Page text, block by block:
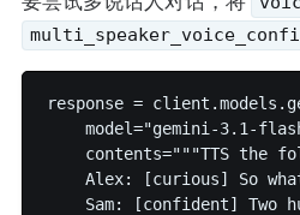
response =
model="gemini-3.1-
contents="""TTS the
Alex: [curious] So
Sam: [confident] Two